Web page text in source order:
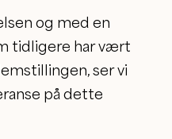
og med en
tidligere har vært
ser vi
på dette